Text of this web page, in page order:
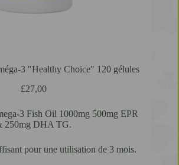
3 "Healthy Choice" 120 gélules
£27,00
3 Fish Oil 1000mg 500mg EPR
250mg DHA TG.
pour une utilisation de 3 mois.